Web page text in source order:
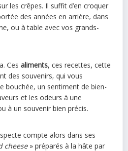
les crêpes. Il suffit d’en croquer
des années en arrière, dans
ou à table avec vos grands-
Cesaliments, ces recettes, cette
des souvenirs, qui vous
bouchée, un sentiment de bien-
et les odeurs à une
à un souvenir bien précis.
compte alors dans ses
cheese» préparés à la hâte par